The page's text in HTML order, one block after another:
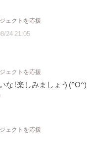
ェクトを応援
24 21:05
ェクトを応援
な！楽しみましょう(^O^)
ェクトを応援